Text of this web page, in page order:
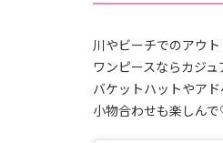
川やビーチでのアウ
ワンピースならカジ
バケットハットやア
小物合わせも楽しん